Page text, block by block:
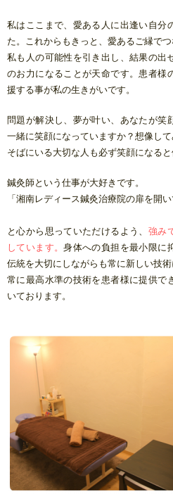
私はここまで、愛ある人に出逢い自分
た。これからもきっと、愛あるご縁で
私も人の可能性を引き出し、結果の出
のお力になることが天命です。患者様
援する事が私の生きがいです。
問題が解決し、夢が叶い、あなたが笑
一緒に笑顔になっていますか？想像して
そばにいる大切な人も必ず笑顔になると
鍼灸師という仕事が大好きです。
「湘南レディース鍼灸治療院の扉を開
と心から思っていただけるよう、 強み
しています。身体への負担を最小限に
伝統を大切にしながらも常に新しい技
常に最高水準の技術を患者様に提供で
いております。